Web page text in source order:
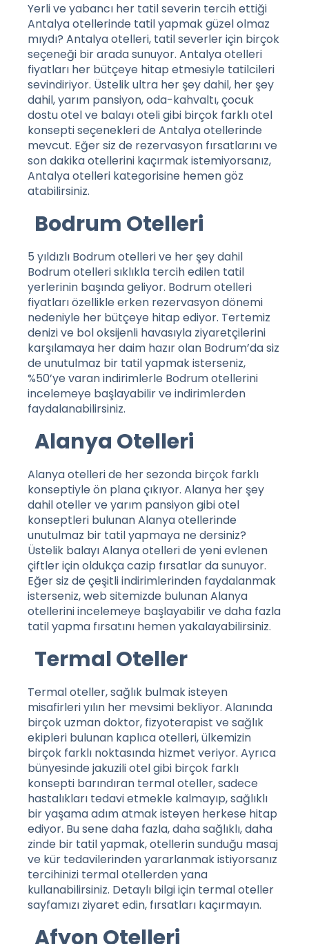
Yerli ve yabancı her tatil severin tercih ettiği
Antalya otellerinde tatil yapmak güzel olmaz
mıydı? Antalya otelleri, tatil severler için birçok
seçeneği bir arada sunuyor. Antalya otelleri
fiyatları her bütçeye hitap etmesiyle tatilcileri
sevindiriyor. Üstelik ultra her şey dahil, her şey
dahil, yarım pansiyon, oda-kahvaltı, çocuk
dostu otel ve balayı oteli gibi birçok farklı otel
konsepti seçenekleri de Antalya otellerinde
mevcut. Eğer siz de rezervasyon fırsatlarını ve
son dakika otellerini kaçırmak istemiyorsanız,
Antalya otelleri kategorisine hemen göz
atabilirsiniz.
Bodrum Otelleri
5 yıldızlı Bodrum otelleri ve her şey dahil
Bodrum otelleri sıklıkla tercih edilen tatil
yerlerinin başında geliyor. Bodrum otelleri
fiyatları özellikle erken rezervasyon dönemi
nedeniyle her bütçeye hitap ediyor. Tertemiz
denizi ve bol oksijenli havasıyla ziyaretçilerini
karşılamaya her daim hazır olan Bodrum’da siz
de unutulmaz bir tatil yapmak isterseniz,
%50’ye varan indirimlerle Bodrum otellerini
incelemeye başlayabilir ve indirimlerden
faydalanabilirsiniz.
Alanya Otelleri
Alanya otelleri de her sezonda birçok farklı
konseptiyle ön plana çıkıyor. Alanya her şey
dahil oteller ve yarım pansiyon gibi otel
konseptleri bulunan Alanya otellerinde
unutulmaz bir tatil yapmaya ne dersiniz?
Üstelik balayı Alanya otelleri de yeni evlenen
çiftler için oldukça cazip fırsatlar da sunuyor.
Eğer siz de çeşitli indirimlerinden faydalanmak
isterseniz, web sitemizde bulunanAlanya
otelleriniincelemeye başlayabilir ve daha fazla
tatil yapma fırsatını hemen yakalayabilirsiniz.
Termal Oteller
Termal oteller, sağlık bulmak isteyen
misafirleri yılın her mevsimi bekliyor. Alanında
birçok uzman doktor, fizyoterapist ve sağlık
ekipleri bulunan kaplıca otelleri, ülkemizin
birçok farklı noktasında hizmet veriyor. Ayrıca
bünyesinde jakuzili otel gibi birçok farklı
konsepti barındıran termal oteller, sadece
hastalıkları tedavi etmekle kalmayıp, sağlıklı
bir yaşama adım atmak isteyen herkese hitap
ediyor. Bu sene daha fazla, daha sağlıklı, daha
zinde bir tatil yapmak, otellerin sunduğu masaj
ve kür tedavilerinden yararlanmak istiyorsanız
tercihinizi termal otellerden yana
kullanabilirsiniz. Detaylı bilgi için termal oteller
sayfamızı ziyaret edin, fırsatları kaçırmayın.
Afyon Otelleri